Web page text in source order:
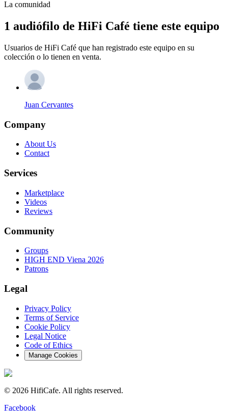
La comunidad
1 audiófilo de HiFi Café tiene este equipo
Usuarios de HiFi Café que han registrado este equipo en su
colección o lo tienen en venta.
Juan Cervantes
Company
About Us
Contact
Services
Marketplace
Videos
Reviews
Community
Groups
HIGH END Viena 2026
Patrons
Legal
Privacy Policy
Terms of Service
Cookie Policy
Legal Notice
Code of Ethics
Manage Cookies
© 2026 HifiCafe. All rights reserved.
Facebook